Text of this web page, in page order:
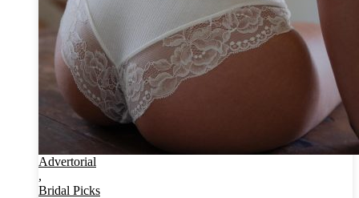
Advertorial
,
Bridal Picks